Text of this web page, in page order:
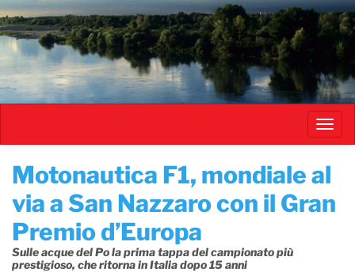
Salta
al
contenuto
principale
Motonautica F1, mondiale al
via a San Nazzaro con il Gran
Premio d’Europa
Sulle acque del Po la prima tappa del campionato più
prestigioso, che ritorna in Italia dopo 15 anni